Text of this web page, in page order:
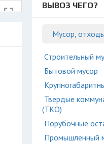
ВЫВОЗ ЧЕГО?
Мусор,
Строительный
Бытовой мусор
Твердые
(ТКО)
Порубочные
Промышленный